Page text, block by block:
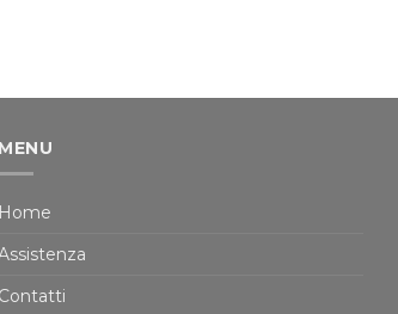
MENU
Home
Contatti